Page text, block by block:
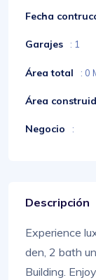
Fecha
Garajes : 1
Área total : 0
Área
Negocio :
Descripción
Experience
den, 2 bath
Building.